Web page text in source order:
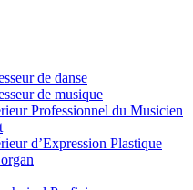
de danse
de musique
Professionnel du Musicien
d’Expression Plastique